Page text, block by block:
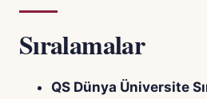
Sıralamalar
QS Dünya Üniversite